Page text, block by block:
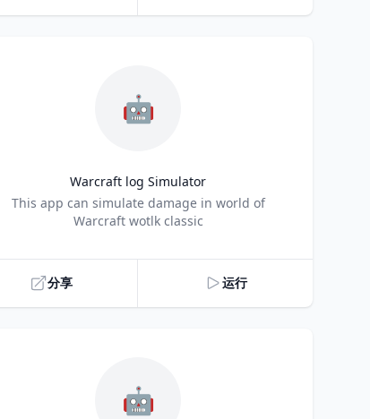
🤖
Warcraft log Simulator
TitleThis app can simulate damage in world of
Warcraft wotlk classic
分享 运行
🤖